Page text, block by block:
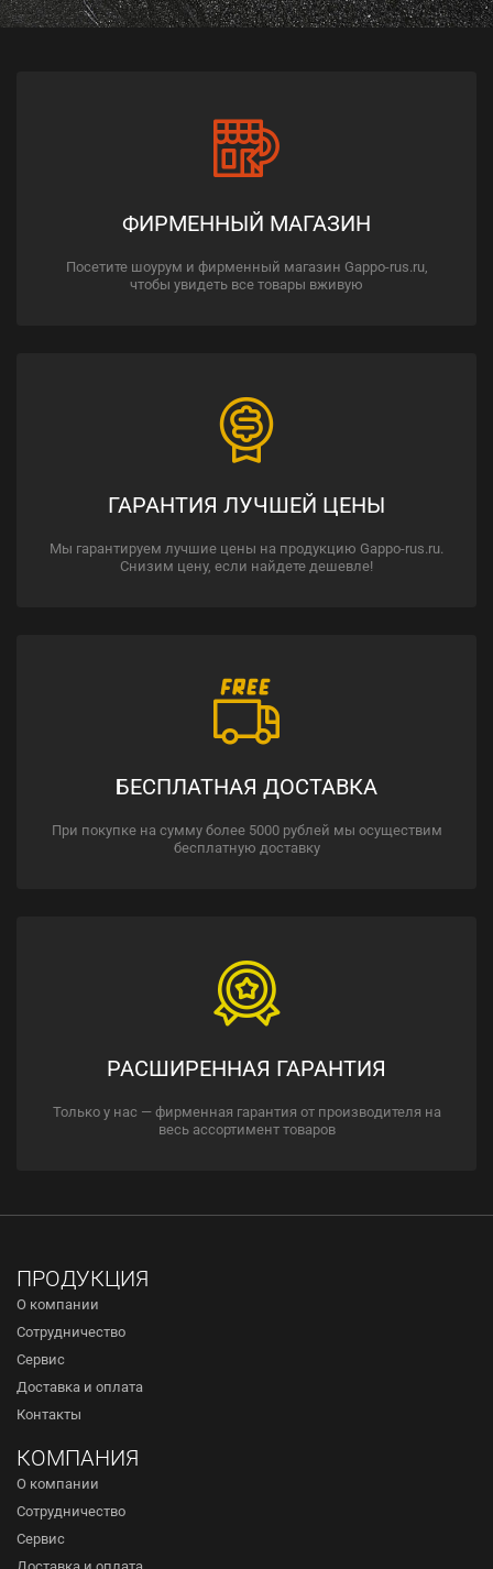
ФИРМЕННЫЙ МАГАЗИН
Посетите шоурум и фирменный магазин Gappo-rus.ru,
чтобы увидеть все товары вживую
ГАРАНТИЯ ЛУЧШЕЙ ЦЕНЫ
Мы гарантируем лучшие цены на продукцию Gappo-rus.ru.
Снизим цену, если найдете дешевле!
БЕСПЛАТНАЯ ДОСТАВКА
При покупке на сумму более 5000 рублей мы осуществим
бесплатную доставку
РАСШИРЕННАЯ ГАРАНТИЯ
Только у нас — фирменная гарантия от производителя на
весь ассортимент товаров
ПРОДУКЦИЯ
О компании
Сотрудничество
Сервис
Доставка и оплата
Контакты
КОМПАНИЯ
О компании
Сотрудничество
Сервис